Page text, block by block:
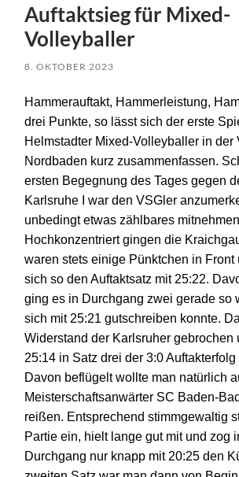
Auftaktsieg für Mixed-
Volleyballer
8. OKTOBER 2023
Hammerauftakt, Hammerleistung,
drei Punkte, so lässt sich der erste
Helmstadter Mixed-Volleyballer in der
Nordbaden kurz zusammenfassen.
ersten Begegnung des Tages gegen
Karlsruhe
Iwar den VSGler
unbedingt etwas zählbares
Hochkonzentriert gingen die
waren stets einige Pünktchen in Front
sich so den Auftaktsatz mit 25:22.
ging es in Durchgang zwei gerade so
sich mit 25:21 gutschreiben konnte.
Widerstand der Karlsruher gebrochen
25:14 in Satz drei der 3:0
Davon beflügelt wollte man natürlich
Meisterschaftsanwärter SC Baden-
reißen. Entsprechend stimmgewaltig
Partie ein, hielt lange gut mit und zog
Durchgang nur knapp mit 20:25 den